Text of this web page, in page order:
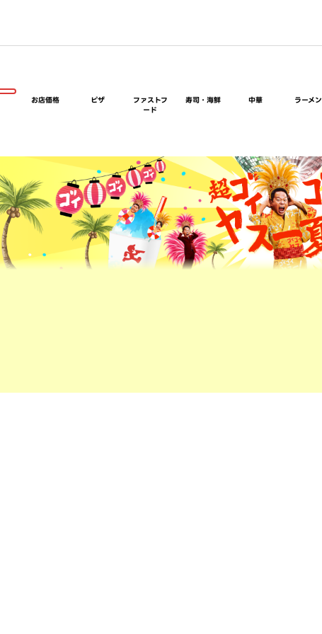
お店価格 ピザ
ファストフ
ード
寿司・海鮮 中華 ラーメン